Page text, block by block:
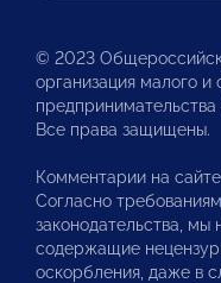
© 2023
организация малого и
Все права защищены.
Комментарии на
Согласно
законодательства,
содержащие
оскорбления, даже в